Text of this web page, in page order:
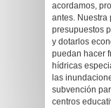
acordamos,
antes. Nuestra
presupuestos
y dotarlos
puedan hacer
hídricas
las
subvención
centros